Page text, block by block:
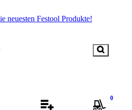
neuesten Festool Produkte!
0